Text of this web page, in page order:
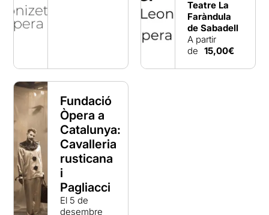
Teatre La
Faràndula
de Sabadell
A partir
de 15,00€
Fundació
Òpera a
Catalunya:
Cavalleria
rusticana
i
Pagliacci
El 5 de
desembre